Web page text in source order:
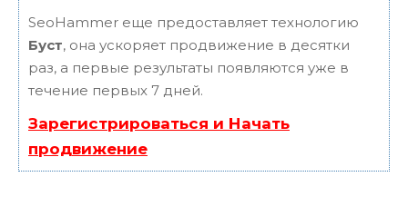
SeoHammer еще предоставляет технологию
Буст, она ускоряет продвижение в десятки
раз, а первые результаты появляются уже в
течение первых 7 дней.
Зарегистрироваться и Начать
продвижение